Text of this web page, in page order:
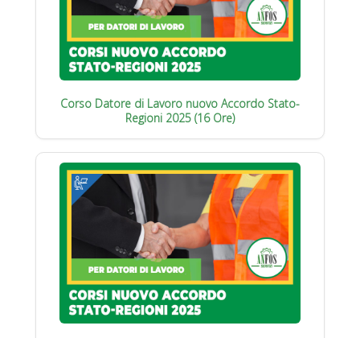
Corso Datore di Lavoro nuovo Accordo Stato-
Regioni 2025 (16 Ore)